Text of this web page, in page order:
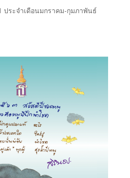
ประจำเดือนมกราคม-กุมภาพันธ์